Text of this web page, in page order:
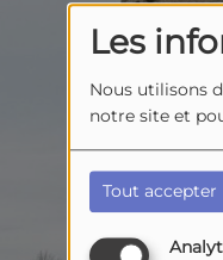
Les
Nous utilisons
notre site et
Tout accepter